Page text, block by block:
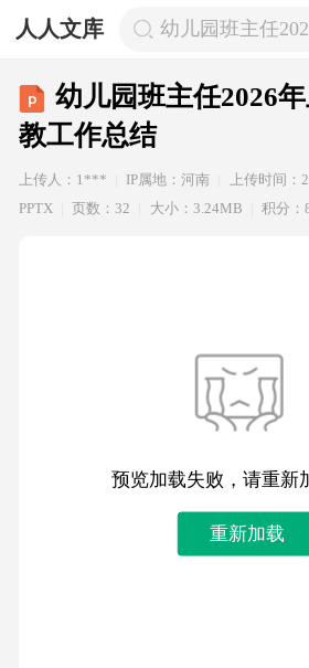
人人文库 幼儿园班主任
幼儿园班主任2026
教工作总结
上传人：1*** IP属地：河南 上传时间：
PPTX
页数：32 大小：3.24MB 积分：
预览加载失败，请重新
重新加载